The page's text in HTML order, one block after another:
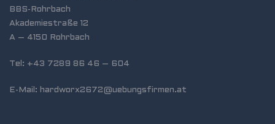
BBS-Rohrbach
Akademiestraße 12
A – 4150 Rohrbach
Tel: +43 7289 86 46 – 604
E-Mail: hardworx2672@uebungsfirmen.at